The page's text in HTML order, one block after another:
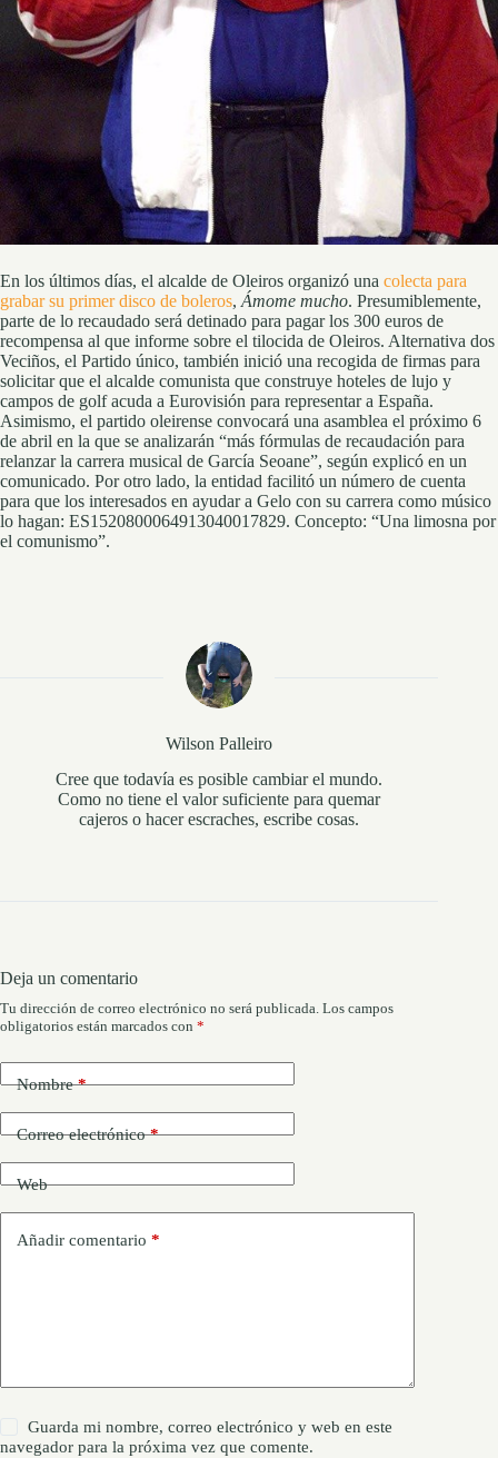
En los últimos días, el alcalde de Oleiros organizó una colecta para
grabar su primer disco de boleros, Ámome mucho. Presumiblemente,
parte de lo recaudado será detinado para pagar los 300 euros de
recompensa al que informe sobre el tilocida de Oleiros. Alternativa dos
Veciños, el Partido único, también inició una recogida de firmas para
solicitar que el alcalde comunista que construye hoteles de lujo y
campos de golf acuda a Eurovisión para representar a España.
Asimismo, el partido oleirense convocará una asamblea el próximo 6
de abril en la que se analizarán “más fórmulas de recaudación para
relanzar la carrera musical de García Seoane”, según explicó en un
comunicado. Por otro lado, la entidad facilitó un número de cuenta
para que los interesados en ayudar a Gelo con su carrera como músico
lo hagan: ES1520800064913040017829. Concepto: “Una limosna por
el comunismo”.
Wilson Palleiro
Cree que todavía es posible cambiar el mundo.
Como no tiene el valor suficiente para quemar
cajeros o hacer escraches, escribe cosas.
Deja un comentario
Tu dirección de correo electrónico no será publicada. Los campos
obligatorios están marcados con *
Nombre*
Correo electrónico*
Web
Añadir comentario *
Guarda mi nombre, correo electrónico y web en este
navegador para la próxima vez que comente.